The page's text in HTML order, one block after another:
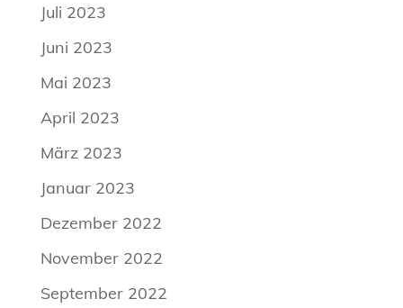
Juli 2023
Juni 2023
Mai 2023
April 2023
März 2023
Januar 2023
Dezember 2022
November 2022
September 2022